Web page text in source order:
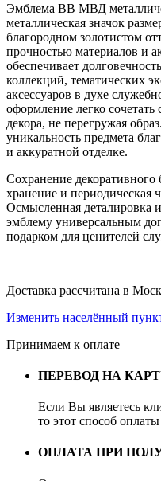
Эмблема ВВ МВД
металлическая значок
благородном золотистом
прочностью материалов и
обеспечивает
коллекций, тематических
аксессуаров в духе
оформление легко
декора, не перегружая
уникальность предмета
и аккуратной отделке.
Сохранение декоративного
хранение и периодическая
Осмысленная деталировка
эмблему универсальным
подарком для ценителей
Доставка рассчитана в
Изменить населённый
Принимаем к оплате
ПЕРЕВОД НА
Если Вы являетесь
то этот способ
ОПЛАТА ПРИ